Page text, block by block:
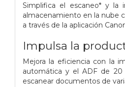
Simplifica el escaneo* y la
almacenamiento en la nube
a través de la aplicación
Impulsa la
Mejora la eficiencia con la
automática y el ADF de 20
escanear documentos de